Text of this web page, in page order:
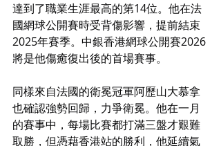
達到了職業生涯最高的第14位。他在法
國網球公開賽時受背傷影響，提前結束
2025年賽季。中銀香港網球公開賽2026
將是他傷癒復出後的首場賽事。
同樣來自法國的衛冕冠軍阿歷山大慕拿
也確認強勢回歸，力爭衛冕。他在一月
的賽事中，每場比賽都打滿三盤才艱難
取勝，但憑藉香港站的勝利，他延續氣